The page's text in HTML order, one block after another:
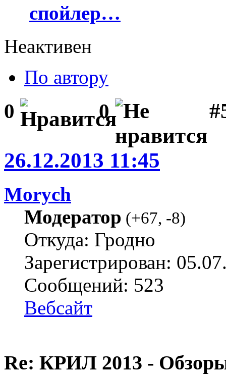
спойлер…
Неактивен
По автору
0 0
26.12.2013 11:45
Morych
Модератор (+67, -8)
Откуда: Гродно
Зарегистрирован:
Сообщений: 523
Вебсайт
Re: КРИЛ 2013 -